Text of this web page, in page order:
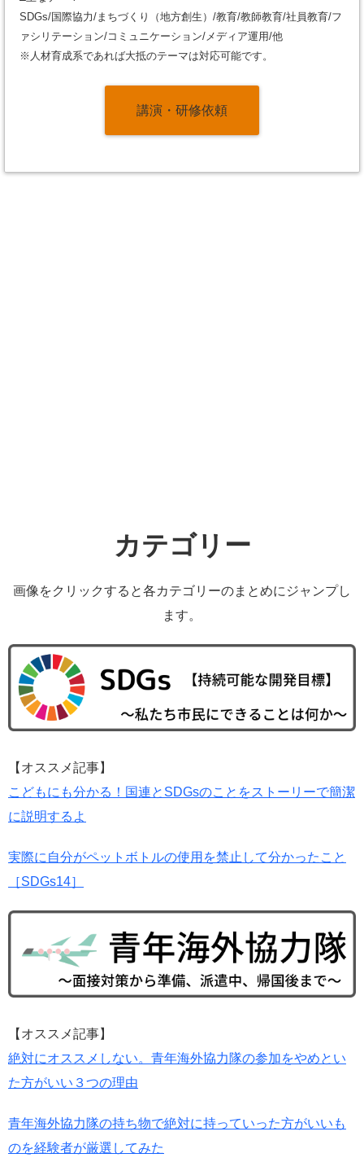
SDGs/国際協力/まちづくり（地方創生）/教育/教師教育/社員教育/フ
ァシリテーション/コミュニケーション/メディア運用/他
※人材育成系であれば大抵のテーマは対応可能です。
講演・研修依頼
カテゴリー
画像をクリックすると各カテゴリーのまとめにジャンプし
ます。
【オススメ記事】
こどもにも分かる！国連とSDGsのことをストーリーで簡潔
に説明するよ
実際に自分がペットボトルの使用を禁止して分かったこと
［SDGs14］
【オススメ記事】
絶対にオススメしない。青年海外協力隊の参加をやめとい
た方がいい３つの理由
青年海外協力隊の持ち物で絶対に持っていった方がいいも
のを経験者が厳選してみた